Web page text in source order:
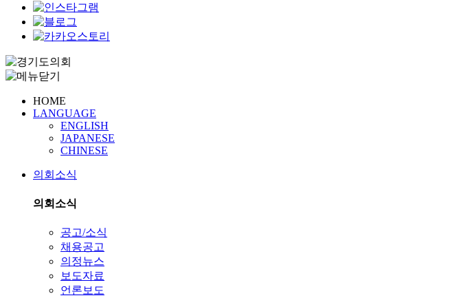
HOME
LANGUAGE
ENGLISH
JAPANESE
CHINESE
의회소식
의회소식
공고/소식
채용공고
의정뉴스
보도자료
언론보도